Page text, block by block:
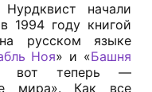
начали
1994 году книгой
русском языке
Ноя» и «Башня
теперь —
мира». Как все